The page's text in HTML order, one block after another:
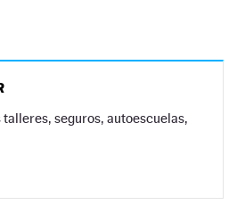
seguros, autoescuelas,